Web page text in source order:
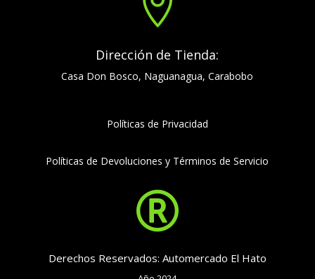
Dirección de Tienda:
Casa Don Bosco, Naguanagua, Carabobo
Políticas de Privacidad
Políticas de Devoluciones y Términos de Servicio

Derechos Reservados: Automercado El Hato